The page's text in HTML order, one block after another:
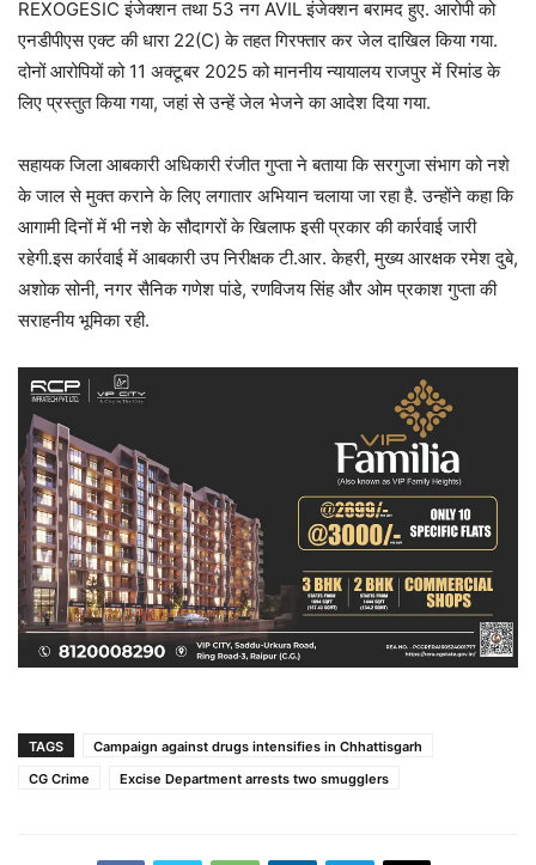
REXOGESIC इंजेक्शन तथा 53 नग AVIL इंजेक्शन बरामद हुए. आरोपी को
एनडीपीएस एक्ट की धारा 22(C) के तहत गिरफ्तार कर जेल दाखिल किया गया.
दोनों आरोपियों को 11 अक्टूबर 2025 को माननीय न्यायालय राजपुर में रिमांड के
लिए प्रस्तुत किया गया, जहां से उन्हें जेल भेजने का आदेश दिया गया.
सहायक जिला आबकारी अधिकारी रंजीत गुप्ता ने बताया कि सरगुजा संभाग को नशे
के जाल से मुक्त कराने के लिए लगातार अभियान चलाया जा रहा है. उन्होंने कहा कि
आगामी दिनों में भी नशे के सौदागरों के खिलाफ इसी प्रकार की कार्रवाई जारी
रहेगी.इस कार्रवाई में आबकारी उप निरीक्षक टी.आर. केहरी, मुख्य आरक्षक रमेश दुबे,
अशोक सोनी, नगर सैनिक गणेश पांडे, रणविजय सिंह और ओम प्रकाश गुप्ता की
सराहनीय भूमिका रही.
TAGS
Campaign against drugs intensifies in Chhattisgarh
CG Crime
Excise Department arrests two smugglers